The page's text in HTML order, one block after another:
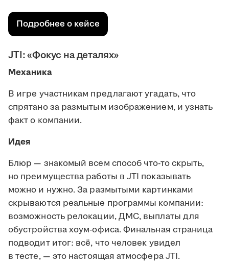
Подробнее о кейсе
JTI: «Фокус на деталях»
Механика
В игре участникам предлагают угадать, что
спрятано за размытым изображением, и узнать
факт о компании.
Идея
Блюр — знакомый всем способ что-то скрыть,
но преимущества работы в JTI показывать
можно и нужно. За размытыми картинками
скрываются реальные программы компании:
возможность релокации, ДМС, выплаты для
обустройства хоум-офиса. Финальная страница
подводит итог: всё, что человек увидел
в тесте, — это настоящая атмосфера JTI.